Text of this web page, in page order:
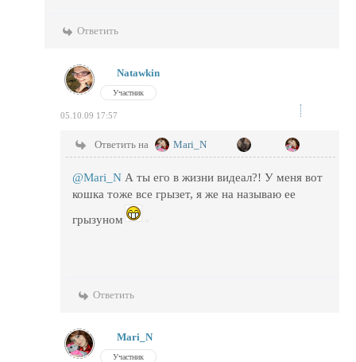
Ответить
Natawkin
Участник
05.10.09 17:57
Ответить на Mari_N
@Mari_N А ты его в жизни видеал?! У меня вот
кошка тоже все грызет, я же на называю ее
грызуном
Ответить
Mari_N
Участник